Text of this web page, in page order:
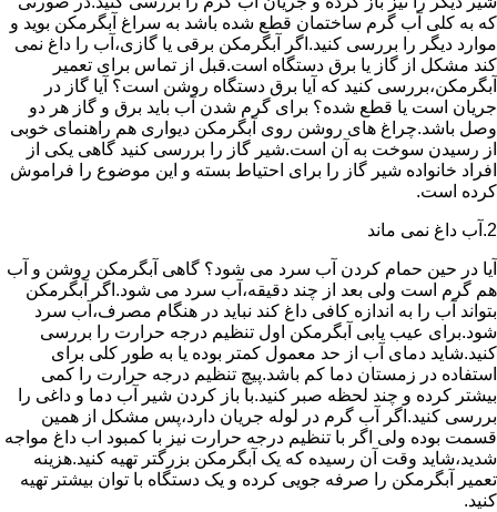
که به کلی آب گرم ساختمان قطع شده باشد به سراغ آبگرمکن بوید و
موارد دیگر را بررسی کنید.اگر آبگرمکن برقی یا گازی،آب را داغ نمی
کند مشکل از گاز یا برق دستگاه است.قبل از تماس برای تعمیر
آبگرمکن،بررسی کنید که آیا برق دستگاه روشن است؟ آیا گاز در
جریان است یا قطع شده؟ برای گرم شدن آب باید برق و گاز هر دو
وصل باشد.چراغ های روشن روی آبگرمکن دیواری هم راهنمای خوبی
از رسیدن سوخت به آن است.شیر گاز را بررسی کنید گاهی یکی از
افراد خانواده شیر گاز را برای احتیاط بسته و این موضوع را فراموش
کرده است.
2.آب داغ نمی ماند
آیا در حین حمام کردن آب سرد می شود؟ گاهی آبگرمکن روشن و آب
هم گرم است ولی بعد از چند دقیقه،آب سرد می شود.اگر آبگرمکن
بتواند آب را به اندازه کافی داغ کند نباید در هنگام مصرف،آب سرد
شود.برای عیب یابی آبگرمکن اول تنظیم درجه حرارت را بررسی
کنید.شاید دمای آب از حد معمول کمتر بوده یا به طور کلی برای
استفاده در زمستان دما کم باشد.پیچ تنظیم درجه حرارت را کمی
بیشتر کرده و چند لحظه صبر کنید.با باز کردن شیر آب دما و داغی را
بررسی کنید.اگر آب گرم در لوله جریان دارد،پس مشکل از همین
قسمت بوده ولی اگر با تنظیم درجه حرارت نیز با کمبود اب داغ مواجه
شدید،شاید وقت آن رسیده که یک آبگرمکن بزرگتر تهیه کنید.هزینه
تعمیر آبگرمکن را صرفه جویی کرده و یک دستگاه با توان بیشتر تهیه
کنید.